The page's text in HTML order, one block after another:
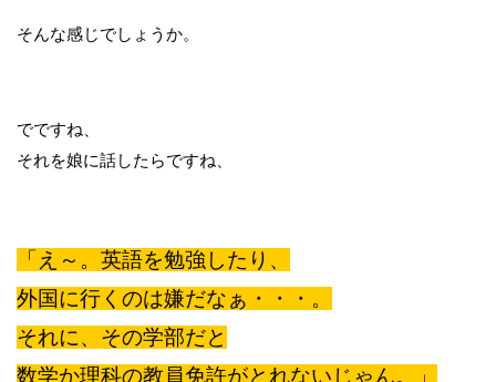
そんな感じでしょうか。
でですね、
それを娘に話したらですね、
「え～。英語を勉強したり、
外国に行くのは嫌だなぁ・・・。
それに、その学部だと
数学か理科の教員免許がとれないじゃん。」